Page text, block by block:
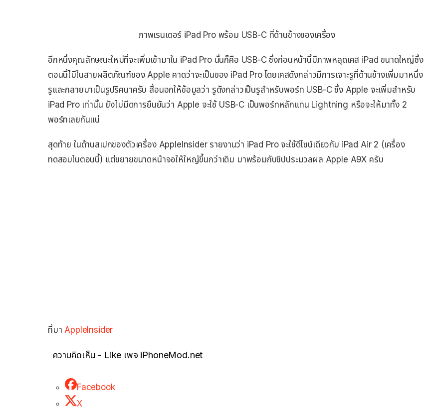
ภาพเรนเดอร์ iPad Pro พร้อม USB-C ที่ด้านข้างของเครื่อง
อีกหนึ่งคุณลักษณะใหม่ที่จะเพิ่มเข้ามาใน iPad Pro นั่นก็คือ USB-C ซึ่งก่อนหน้านี้มีภาพหลุดเคส iPad ขนาดใหญ่ซึ่ง
ตอนนี้ไ่มีในสายผลิตภัณฑ์ของ Apple คาดว่าจะเป็นของ iPad Pro โดยเคสดังกล่าวมีการเจาะรูที่ด้านข้างเพิ่มมาหนึ่ง
รูและกลายมาเป็นรูปริศนาครับ สื่อนอกให้ข้อมูลว่า รูดังกล่าวเป็นรูสำหรับพอร์ท USB-C ซึ่ง Apple จะเพิ่มสำหรับ
iPad Pro เท่านั้น ยังไม่มีดการยืนยันว่า Apple จะใช้ USB-C เป็นพอร์ทหลักแทน Lightning หรือจะให้มาทั้ง 2
พอร์ทเลยกันแน่
สุดท้าย ในด้านสเปกของตัวเครื่อง AppleInsider รายงานว่า iPad Pro จะใช้ดีไซน์เดียวกับ iPad Air 2 (เครื่อง
ทดสอบในตอนนี้) แต่ขยายขนาดหน้าจอให้ใหญ่ขึ้นกว่าเดิม มาพร้อมกับชิปประมวลผล Apple A9X ครับ
ที่มา AppleInsider
ความคิดเห็น - Like เพจ iPhoneMod.net
Facebook
X